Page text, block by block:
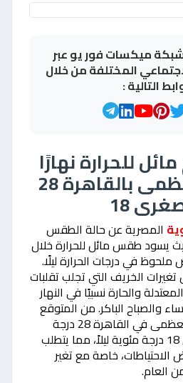
شبكة ميكسات فور يو عبر
المختلفة من خلال
التالية :
للحرارة نهارًا
بارد ليلًا والعظمى بالقاهرة 28
18
المصرية عن حالة الطقس
يسود طقس مائل للحرارة خلال
في درجات الحرارة ليلًا.
الخريف التي تجلب تقلبات
والحارة نسبيًا في النهار
والصباح الباكر. من المتوقع
أن تكون درجة الحرارة العظمى في القاهرة 28 درجة
مئوية، بينما تنخفض إلى 18 درجة مئوية ليلاً، مما يتطلب
الاحتياطات، خاصة مع تغير
العام.